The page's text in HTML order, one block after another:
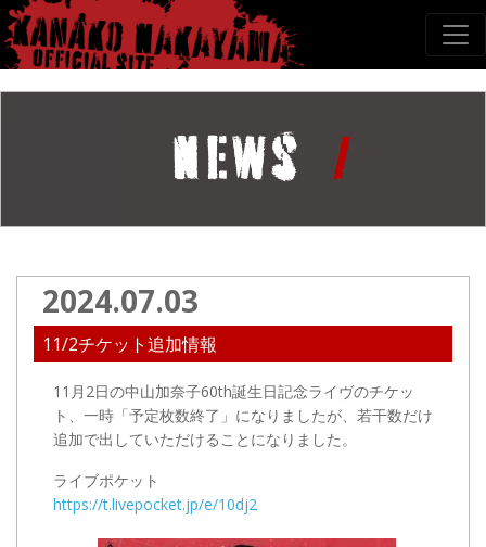
2024.07.03
11/2チケット追加情報
11月2日の中山加奈子60th誕生日記念ライヴのチケッ
ト、 一時 「予定枚数終了」になりましたが、若干数だけ
追加で出していただけることになりました。
ライブポケット
https://t.livepocket.jp/e/10dj2